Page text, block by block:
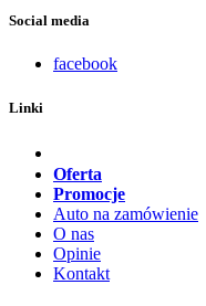
Social media
facebook
Linki
Oferta
Promocje
Auto na zamówienie
O nas
Opinie
Kontakt